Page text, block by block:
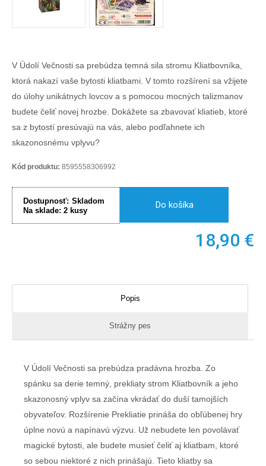
V Údolí Večnosti sa prebúdza temná sila stromu Kliatbovníka,
ktorá nakazí vaše bytosti kliatbami. V tomto rozšírení sa vžijete
do úlohy unikátnych lovcov a s pomocou mocných talizmanov
budete čeliť novej hrozbe. Dokážete sa zbavovať kliatieb, ktoré
sa z bytostí presúvajú na vás, alebo podľahnete ich
skazonosnému vplyvu?
Kód produktu: 8595558306992
Dostupnosť: Skladom
Na sklade: 2 kusy
Do košíka
18,90 €
Popis
Strážny pes
V Údolí Večnosti sa prebúdza pradávna hrozba. Zo
spánku sa derie temný, prekliaty strom Kliatbovník a jeho
skazonosný vplyv sa začína vkrádať do duší tamojších
obyvateľov. Rozšírenie Prekliatie prináša do obľúbenej hry
úplne novú a napínavú výzvu. Už nebudete len povolávať
magické bytosti, ale budete musieť čeliť aj kliatbam, ktoré
so sebou niektoré z nich prinášajú. Tieto kliatby sa